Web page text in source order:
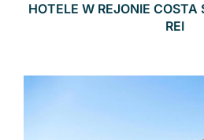
HOTELE W REJONIE COSTA
REI